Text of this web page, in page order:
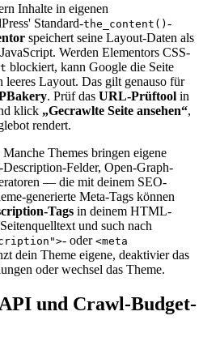
Inhalte in eigenen
Standard-the_content() -
speichert seine Layout-Daten als
Werden Elementors CSS-
blockiert, kann Google die Seite
Layout. Das gilt genauso für
. Prüf das URL-Prüftool in
klick „Gecrawlte Seite ansehen“,
rendert.
Themes bringen eigene
Felder, Open-Graph-
— die mit deinem SEO-
generierte Meta-Tags können
Tags in deinem HTML-
und such nach
- oder <meta
dein Theme eigene, deaktivier das
oder wechsel das Theme.
und Crawl-Budget-